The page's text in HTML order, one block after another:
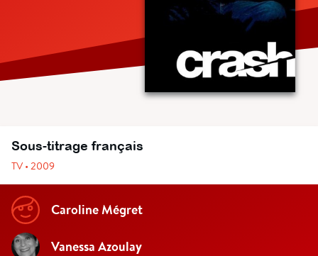
Sous-titrage français
TV • 2009
Caroline Mégret
Vanessa Azoulay